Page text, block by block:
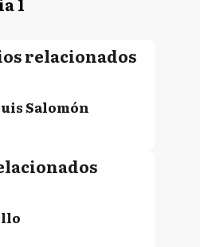
relacionados
Salomón